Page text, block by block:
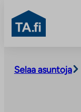
sisältöön
TA.fi
Selaa asuntoja